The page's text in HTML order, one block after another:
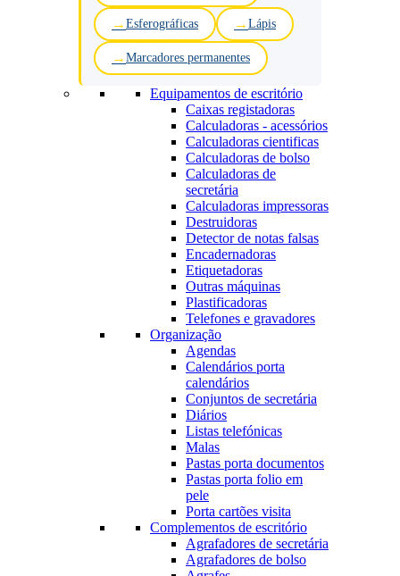
Esferográficas Lápis
Marcadores permanentes
Equipamentos de escritório
Caixas registadoras
Calculadoras - acessórios
Calculadoras cientificas
Calculadoras de bolso
Calculadoras de
secretária
Calculadoras impressoras
Destruidoras
Detector de notas falsas
Encadernadoras
Etiquetadoras
Outras máquinas
Plastificadoras
Telefones e gravadores
Organização
Agendas
Calendários porta
calendários
Conjuntos de secretária
Diários
Listas telefónicas
Malas
Pastas porta documentos
Pastas porta folio em
pele
Porta cartões visita
Complementos de escritório
Agrafadores de secretária
Agrafadores de bolso